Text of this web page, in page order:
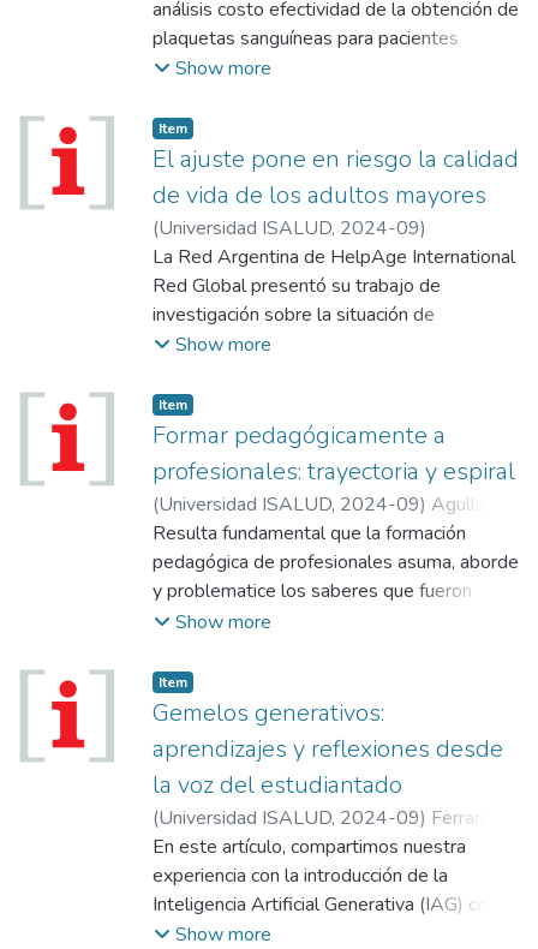
análisis costo efectividad de la obtención de
plaquetas sanguíneas para pacientes
oncológicos pediátricos mediante el
uso de separador celular (también llamado
plaquetaféresis) en el Hospital Materno
Infantil San Roque (HMISR) de la provincia
de Entre Ríos (ER). Para esta evaluación se
analizó el número de plaquetas obtenido
por microlitro (µl) utilizando cada método y
también los costos asociados a cada uno,
para así poder calcular el valor de Análisis
Costo Efectividad Incremental (ACEI). Estos
registro del correspondiente Servicio de
Hemoterapia del HMISR durante los años
2020, 2021 y 2022.
Show more
Item
El ajuste pone en riesgo la calidad
de vida de los adultos mayores
(Universidad ISALUD, 2024-09)
La Red Argentina de HelpAge International
Red Global presentó su trabajo de
investigación sobre la situación de
vulnerabilidad de las personas mayores
cuenta del fuerte impacto que afecta al
73% de la población adulta de más de 61
años.
Show more
Item
Formar pedagógicamente a
profesionales: trayectoria y espiral
(Universidad ISALUD, 2024-09) Agulló,
Marcela ;Baez, Luján;Ornique, Mariana
Reboredo de Zambonini, Silvia;Sabelli,
María José
Resulta fundamental que la formación
pedagógica de profesionales asuma, aborde
y problematice los saberes que fueron
construidos en momentos previos a un
la autobiografía como estudiantes o bien la
experiencia en el trabajo docente.
Show more
Item
Gemelos generativos:
aprendizajes y reflexiones desde
la voz del estudiantado
(Universidad ISALUD, 2024-09) Ferrarelli,
Mariana ;Corvalán, Natalia
En este artículo, compartimos nuestra
experiencia con la introducción de la
Inteligencia Artificial Generativa (IAG) como
herramienta de soporte personalizado para
Show more